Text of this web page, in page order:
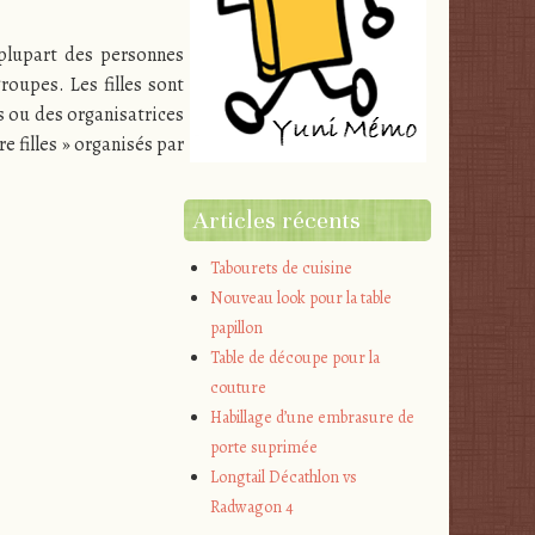
des personnes
Les filles sont
ou des organisatrices
filles » organisés par
Articles récents
Tabourets de cuisine
Nouveau look pour la table
papillon
Table de découpe pour la
couture
Habillage d’une embrasure de
porte suprimée
Longtail Décathlon vs
Radwagon 4